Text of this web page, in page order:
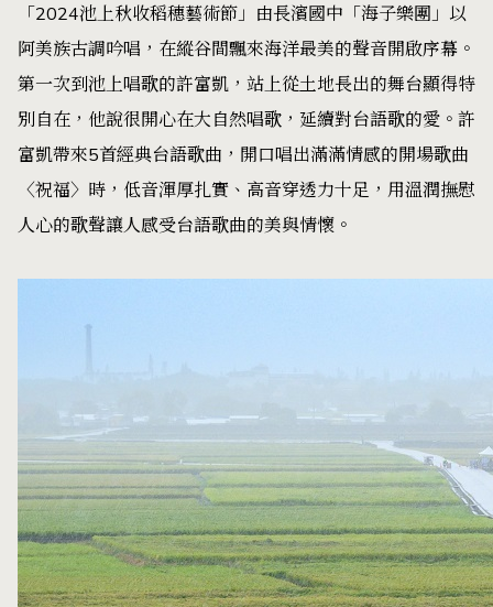
「2024池上秋收稻穗藝術節」由長濱國中「海子樂團」以
阿美族古調吟唱，在縱谷間飄來海洋最美的聲音開啟序幕。
第一次到池上唱歌的許富凱，站上從土地長出的舞台顯得特
別自在，他說很開心在大自然唱歌，延續對台語歌的愛。許
富凱帶來5首經典台語歌曲，開口唱出滿滿情感的開場歌曲
〈祝福〉時，低音渾厚扎實、高音穿透力十足，用溫潤撫慰
人心的歌聲讓人感受台語歌曲的美與情懷。